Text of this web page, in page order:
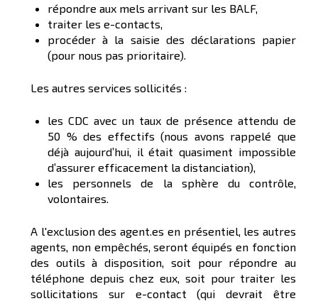
répondre aux mels arrivant sur les BALF,
traiter les e-contacts,
procéder à la saisie des déclarations papier
(pour nous pas prioritaire).
Les autres services sollicités :
les CDC avec un taux de présence attendu de
50 % des effectifs (nous avons rappelé que
déjà aujourd’hui, il était quasiment impossible
d’assurer efficacement la distanciation),
les personnels de la sphère du contrôle,
volontaires.
A l'exclusion des agent.es en présentiel, les autres
agents, non empêchés, seront équipés en fonction
des outils à disposition, soit pour répondre au
téléphone depuis chez eux, soit pour traiter les
sollicitations sur e-contact (qui devrait être